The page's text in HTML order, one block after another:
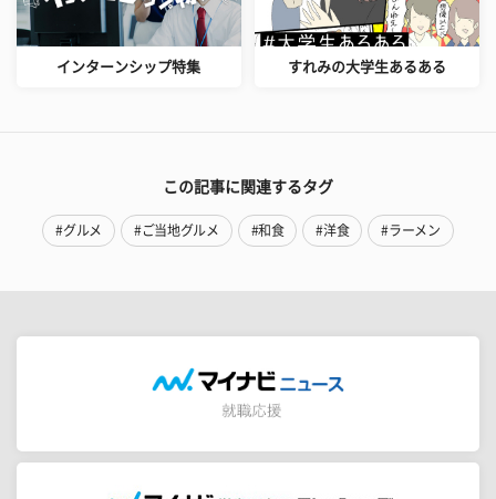
インターンシップ特集 すれみの大学生あるある
この記事に関連するタグ
#グルメ #ご当地グルメ #和食 #洋食 #ラーメン